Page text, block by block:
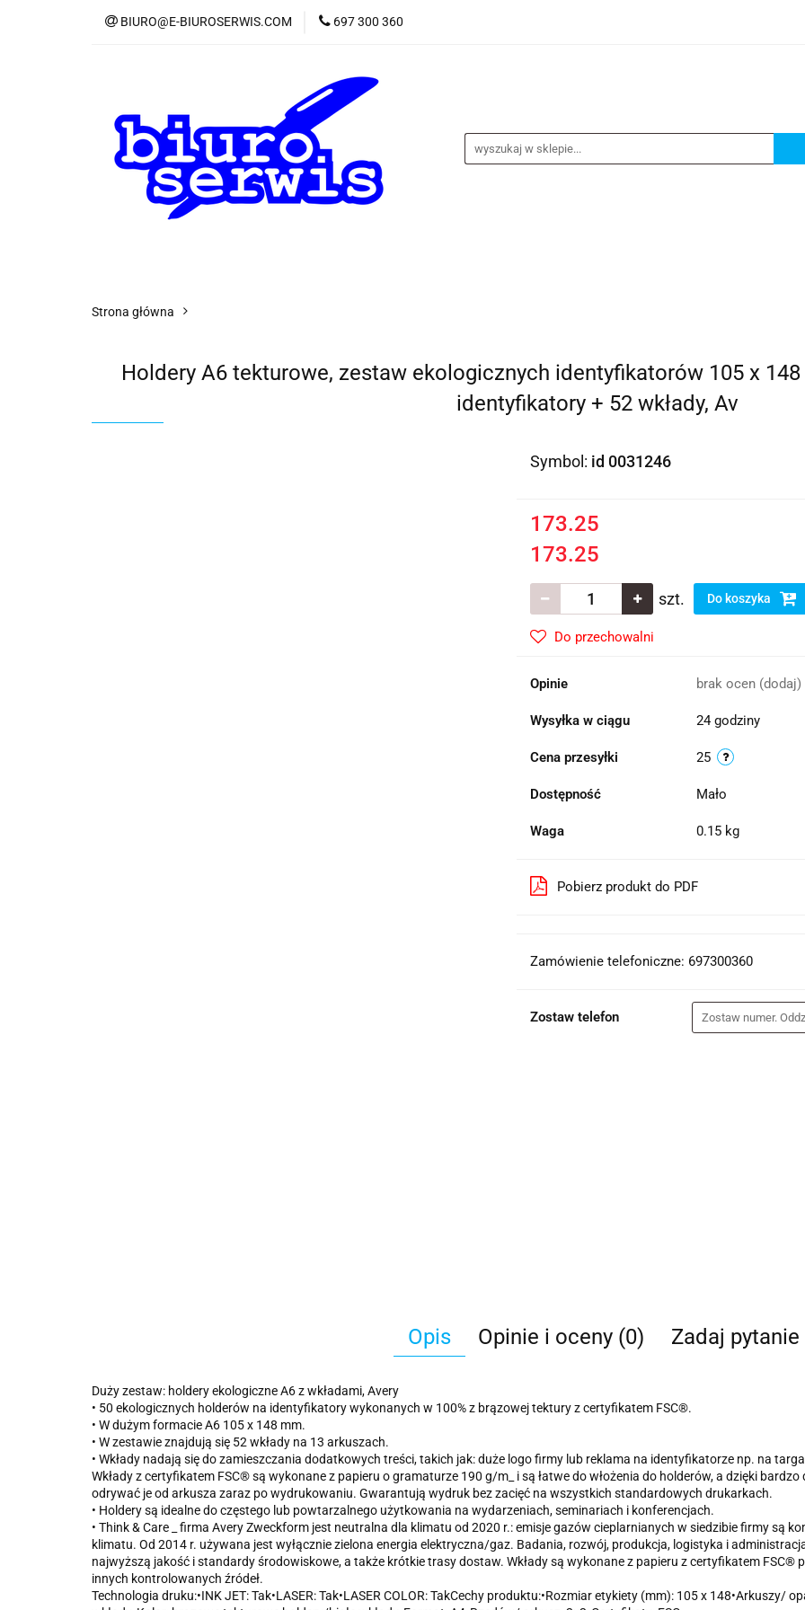
BIURO@E-BIUROSERWIS.COM 697 300 360
Strona główna
Holdery A6 tekturowe, zestaw ekologicznych identyfikatorów 105 x
identyfikatory + 52 wkłady, Av
Symbol: id 0031246
173.25
173.25
szt. Do koszyka
Do przechowalni
Opinie brak ocen (dodaj)
Wysyłka w ciągu 24 godziny
Cena przesyłki 25
Dostępność Mało
Waga 0.15 kg
Pobierz produkt do PDF
Zamówienie telefoniczne: 697300360
Zostaw telefon
Opis Opinie i oceny (0) Zadaj pytanie
Duży zestaw: holdery ekologiczne A6 z wkładami, Avery
• 50 ekologicznych holderów na identyfikatory wykonanych w 100% z brązowej tektury z certyfikatem FSC®.
• W dużym formacie A6 105 x 148 mm.
• W zestawie znajdują się 52 wkłady na 13 arkuszach.
• Wkłady nadają się do zamieszczania dodatkowych treści, takich jak: duże logo firmy lub reklama na identyfikatorze np. na
Wkłady z certyfikatem FSC® są wykonane z papieru o gramaturze 190 g/m_ i są łatwe do włożenia do holderów, a dzięki
odrywać je od arkusza zaraz po wydrukowaniu. Gwarantują wydruk bez zacięć na wszystkich standardowych drukarkach.
• Holdery są idealne do częstego lub powtarzalnego użytkowania na wydarzeniach, seminariach i konferencjach.
• Think & Care _ firma Avery Zweckform jest neutralna dla klimatu od 2020 r.: emisje gazów cieplarnianych w siedzibie firmy są
klimatu. Od 2014 r. używana jest wyłącznie zielona energia elektryczna/gaz. Badania, rozwój, produkcja, logistyka i
najwyższą jakość i standardy środowiskowe, a także krótkie trasy dostaw. Wkłady są wykonane z papieru z certyfikatem
innych kontrolowanych źródeł.
Technologia druku:•INK JET: Tak•LASER: Tak•LASER COLOR: TakCechy produktu:•Rozmiar etykiety (mm): 105 x